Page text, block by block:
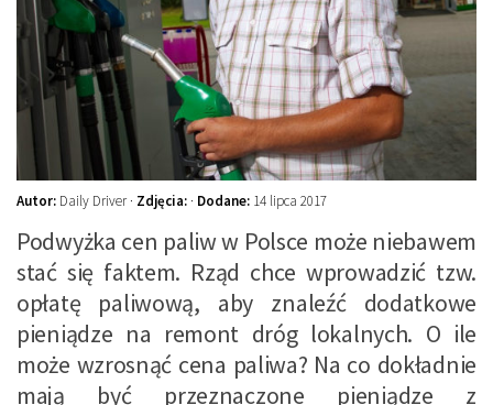
Przelicznik mocy
Auto z niemiec
Galerie
Autor: Daily Driver · Zdjęcia: · Dodane: 14 lipca 2017
Podwyżka cen paliw w Polsce może niebawem
stać się faktem. Rząd chce wprowadzić tzw.
opłatę paliwową, aby znaleźć dodatkowe
pieniądze na remont dróg lokalnych. O ile
może wzrosnąć cena paliwa? Na co dokładnie
mają być przeznaczone pieniądze z